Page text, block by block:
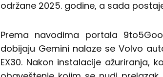
održane 2025. godine, a sada
Prema navodima portala
dobijaju Gemini nalaze se Volvo
EX30. Nakon instalacije ažuriranja,